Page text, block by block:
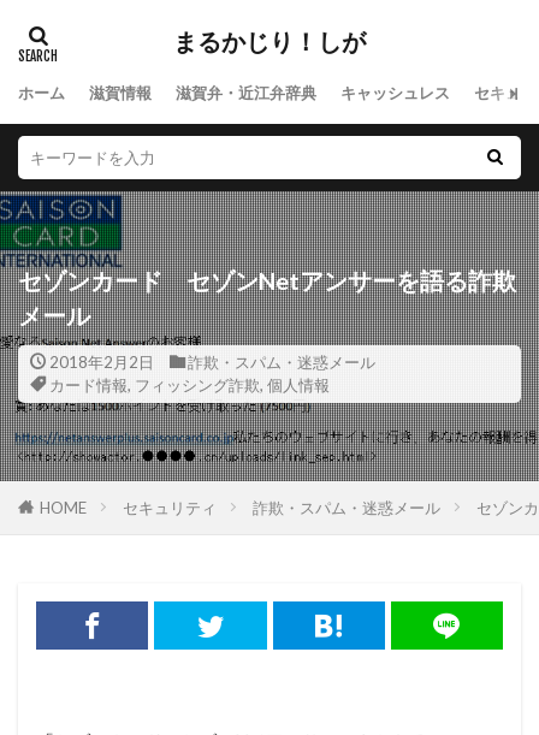
まるかじり！しが
ホーム 滋賀情報 滋賀弁・近江弁辞典 キャッシュレス セキュ
セゾンカード セゾンNetアンサーを語る詐欺
メール
2018年2月2日
詐欺・スパム・迷惑メール
カード情報, フィッシング詐欺, 個人情報
HOME セキュリティ 詐欺・スパム・迷惑メール セゾン